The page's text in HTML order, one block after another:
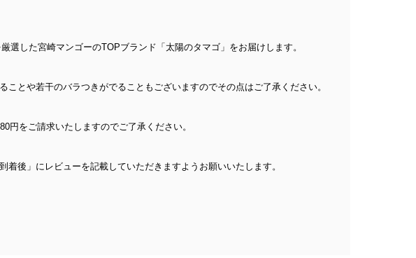
した宮崎マンゴーのTOPブランド「太陽のタマゴ」をお届けします。
とや若干のバラつきがでることもございますのでその点はご了承ください。
円をご請求いたしますのでご了承ください。
後」にレビューを記載していただきますようお願いいたします。